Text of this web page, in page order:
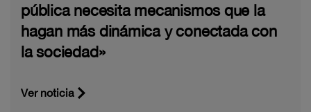
pública necesita mecanismos que la
hagan más dinámica y conectada con
la sociedad»
Ver noticia